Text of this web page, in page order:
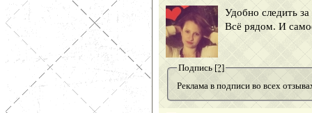
Удобно следить
Всё рядом. И
Подпись [?]
Реклама в подписи во всех